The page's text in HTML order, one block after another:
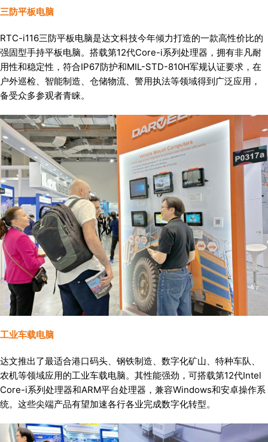
三防平板电脑
RTC-i116三防平板电脑是达文科技今年倾力打造的一款高性价比的
强固型手持平板电脑。搭载第12代Core-i系列处理器，拥有非凡耐
用性和稳定性，符合IP67防护和MIL-STD-810H军规认证要求，在
户外巡检、智能制造、仓储物流、警用执法等领域得到广泛应用，
备受众多参观者青睐。
工业车载电脑
达文推出了最适合港口码头、钢铁制造、数字化矿山、特种车队、
农机等领域应用的工业车载电脑。其性能强劲，可搭载第12代Intel
Core-i系列处理器和ARM平台处理器，兼容Windows和安卓操作系
统。这些尖端产品有望加速各行各业完成数字化转型。